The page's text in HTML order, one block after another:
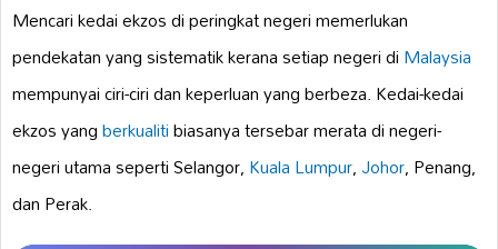
Mencari kedai ekzos di peringkat negeri memerlukan
pendekatan yang sistematik kerana setiap negeri diMalaysia
mempunyai ciri-ciri dan keperluan yang berbeza. Kedai-kedai
ekzos yangberkualitibiasanya tersebar merata di negeri-
negeri utama seperti Selangor,Kuala Lumpur,Johor, Penang,
dan Perak.